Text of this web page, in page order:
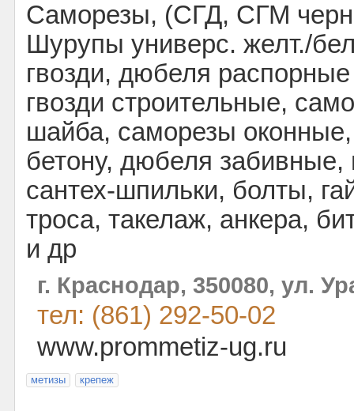
Саморезы, (СГД, СГМ
Шурупы универс. желт./
гвозди, дюбеля
гвозди строительные,
шайба, саморезы
бетону, дюбеля забивные,
сантех-шпильки, болты,
троса, такелаж, анкера,
и др
г. Краснодар, 350080, ул.
тел: (861) 292-50-02
www.prommetiz-ug.ru
метизы крепеж